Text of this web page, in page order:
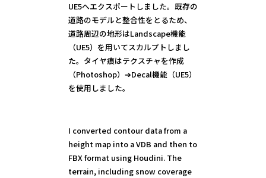
UE5へエクスポートしました。既存の
道路のモデルと整合性をとるため、
道路周辺の地形はLandscape機能
（UE5）を用いてスカルプトしまし
た。タイヤ痕はテクスチャを作成
（Photoshop）➔Decal機能（UE5）
を使用しました。
I converted contour data from a
height map into a VDB and then to
FBX format using Houdini. The
terrain, including snow coverage